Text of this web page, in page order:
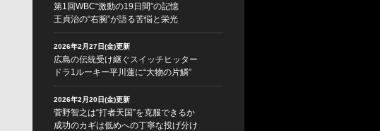
第1回WBC“激動の19日間”の記憶
王貞治の“右腕”が語る苦悩と栄光
2026年2月27日(金)更新
広島の伝統受け継ぐスイッチヒッター
ドラ1ルーキー平川蓮に“大物の片鱗”
2026年2月20日(金)更新
菅野智之は“打者天国”を克服できるか
成功のカギは低めへの丁寧な投げ分け